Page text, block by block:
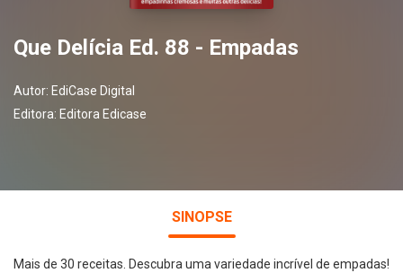
Que Delícia Ed. 88 - Empadas
Autor: EdiCase Digital
Editora: Editora Edicase
SINOPSE
Mais de 30 receitas. Descubra uma variedade incrível de empadas!